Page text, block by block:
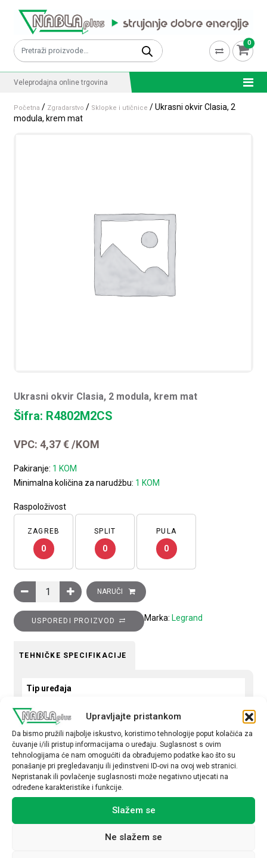
Upravljajte pristankom
Da bismo pružili najbolje iskustvo, koristimo tehnologije poput kolačića za
čuvanje i/ili pristup informacijama o uređaju. Suglasnost s ovim
tehnologijama će nam omogućiti da obrađujemo podatke kao što su
ponašanje pri pregledavanju ili jedinstveni ID-ovi na ovoj web stranici.
Nepristanak ili povlačenje suglasnosti može negativno utjecati na
određene karakteristike i funkcije.
Slažem se
Ne slažem se
Pretraži: 0
Veleprodajna online trgovina
Početna / Zgradarstvo / Sklopke i utičnice / Ukrasni okvir Clasia, 2
modula, krem mat
Ukrasni okvir Clasia, 2 modula, krem mat
Šifra: R4802M2CS
VPC:4,37€ /KOM
Pakiranje: 1 KOM
Minimalna količina za narudžbu: 1 KOM
Raspoloživost
ZAGREB
0
SPLIT
0
PULA
0
Ukrasni okvir Clasia, 2 modula, krem mat količina
NARUČI
USPOREDI PROIZVOD Marka: Legrand
TEHNIČKE SPECIFIKACIJE
Tip uređaja
Okvir
dvostruki
Povezani proizvodi